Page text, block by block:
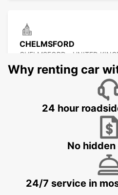
CHELMSFORD
CHELMSFORD - UNITED
MILTON KEYNES - UNITED
NORTHAMPTON
Why renting car
24 hour
No
24/7 service in